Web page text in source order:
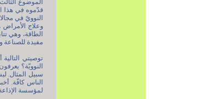
الموضوع
قدّموه في هذا
النوويّ في
وعلاج
الطاقة، وهي
مفيدة للصناعة
توصيتي
النوويّة؟
سبيل المثال.
الناس كافّة.
لمؤسسة